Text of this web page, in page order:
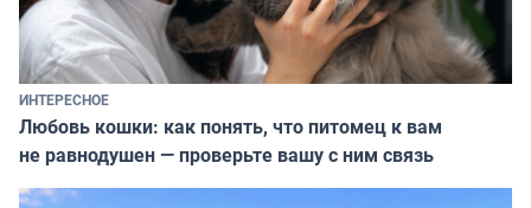
ИНТЕРЕСНОЕ
Любовь кошки: как понять, что питомец к вам
не равнодушен — проверьте вашу с ним связь